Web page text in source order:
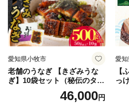
愛知県小牧市
老舗のうなぎ 【きざみうな
ぎ】10袋セット（秘伝のタレ
46,000円
愛
【
っ
き
合